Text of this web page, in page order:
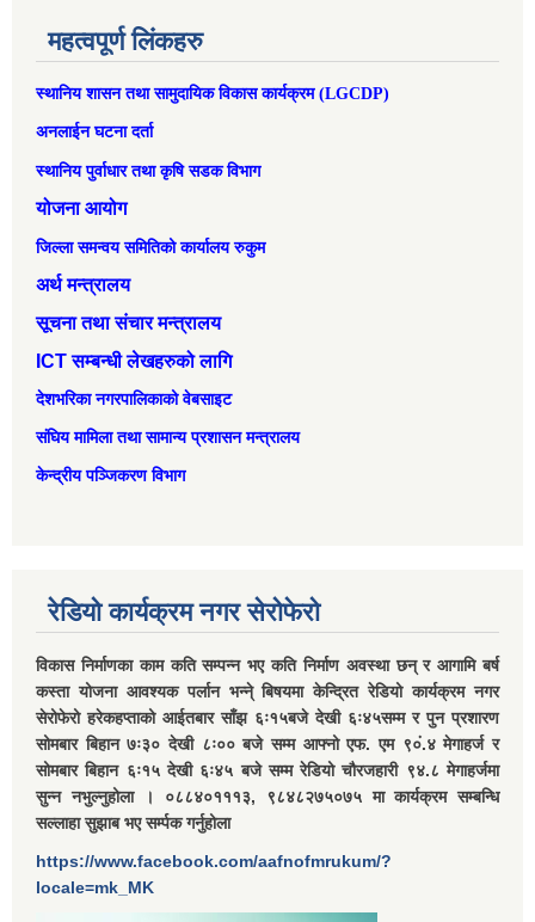
महत्वपूर्ण लिंकहरु
स्थानिय शासन तथा सामुदायिक विकास कार्यक्रम (LGCDP)
अनलाईन घटना दर्ता
स्थानिय पुर्वाधार तथा कृषि सडक विभाग
योजना आयोग
जिल्ला समन्वय समितिको कार्यालय रुकुम
अर्थ मन्त्रालय
सूचना तथा संचार मन्त्रालय
ICT सम्बन्धी लेखहरुको लागि
देशभरिका नगरपालिकाको वेबसाइट
संघिय मामिला तथा सामान्‍य प्रशासन मन्त्रालय
केन्द्रीय पञ्जिकरण विभाग
रेडियो कार्यक्रम नगर सेरोफेरो
विकास निर्माणका काम कति सम्पन्न भए कति निर्माण अवस्था छन् र आगामि बर्ष
कस्ता योजना आवश्यक पर्लान भन्ने् बिषयमा केन्द्रित रेडियो कार्यक्रम नगर
सेरोफेरो हरेकहप्ताको आईतबार साँझ ६ः१५बजे देखी ६ः४५सम्म र पुन प्रशारण
सोमबार बिहान ७ः३० देखी ८ः०० बजे सम्म आफ्नो एफ. एम ९०ं.४ मेगाहर्ज र
सोमबार बिहान ६ः१५ देखी ६ः४५ बजे सम्म रेडियो चौरजहारी ९४.८ मेगाहर्जमा
सुन्न नभुल्नुहोला । ०८८४०१११३, ९८४८२७५०७५ मा कार्यक्रम सम्बन्धि
सल्लाहा सुझाब भए सर्म्पक गर्नुहोला
https://www.facebook.com/aafnofmrukum/?
locale=mk_MK